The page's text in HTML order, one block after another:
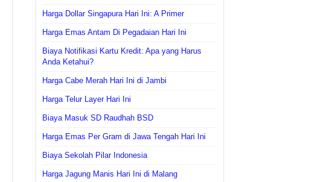
Harga Dollar Singapura Hari Ini: A Primer
Harga Emas Antam Di Pegadaian Hari Ini
Biaya Notifikasi Kartu Kredit: Apa yang Harus
Anda Ketahui?
Harga Cabe Merah Hari Ini di Jambi
Harga Telur Layer Hari Ini
Biaya Masuk SD Raudhah BSD
Harga Emas Per Gram di Jawa Tengah Hari Ini
Biaya Sekolah Pilar Indonesia
Harga Jagung Manis Hari Ini di Malang